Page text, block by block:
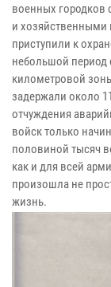
военных
и хозяйственными
приступили к
небольшой период
километровой
задержали около
отчуждения
войск только
половиной тысяч
как и для всей
произошла не
жизнь.